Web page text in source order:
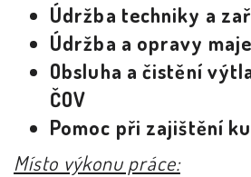
Údržba techniky a
Údržba a opravy
Obsluha a čistění
ČOV
Pomoc při zajištění
Místo výkonu práce: